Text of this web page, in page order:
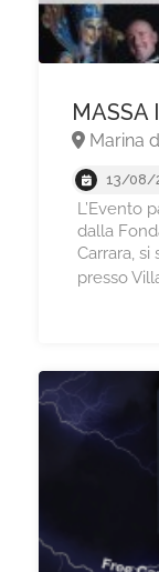
MASSA
Marina
13/08/
L’Evento
dalla
Carrara, si
presso